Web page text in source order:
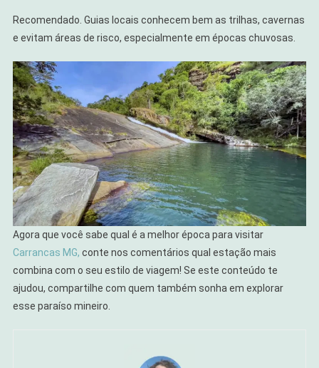
Recomendado. Guias locais conhecem bem as trilhas, cavernas
e evitam áreas de risco, especialmente em épocas chuvosas.
Agora que você sabe qual é a melhor época para visitar
Carrancas MG, conte nos comentários qual estação mais
combina com o seu estilo de viagem! Se este conteúdo te
ajudou, compartilhe com quem também sonha em explorar
esse paraíso mineiro.